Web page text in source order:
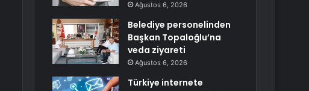
Ağustos 6, 2026
Belediye personelinden
Başkan Topaloğlu’na
veda ziyareti
Ağustos 6, 2026
Türkiye internete